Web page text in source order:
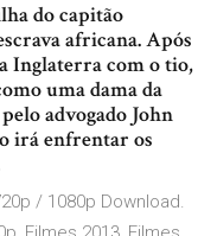
do capitão
africana. Após
Inglaterra com o tio,
uma dama da
advogado John
irá enfrentar os
/ 1080p Download.